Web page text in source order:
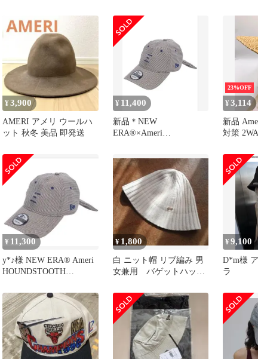
¥3,900
AMERI アメリ ウールハ
ット 秋冬 美品 即発送
¥ 11,400
新品＊NEW
ERA®×Ameri
23%OFF
¥3,114
新品
対策
ト sizeF/
ディース
¥ 11,300
y*♪様 NEW ERA® Ameri
HOUNDSTOOTH
¥ 1,800
白 ニット帽 リブ編み 男
女兼用 バゲットハッ
イト
¥9,100
D*m様
ラ